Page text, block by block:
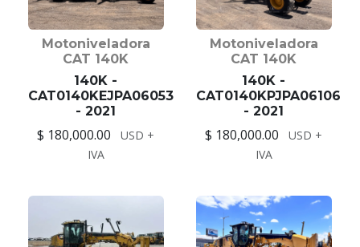
Motoniveladora
CAT 140K
140K -
CAT0140KEJPA06053
- 2021
$ 180,000.00
USD +
IVA
Motoniveladora
CAT 140K
140K -
CAT0140KPJPA06106
- 2021
$ 180,000.00
USD +
IVA